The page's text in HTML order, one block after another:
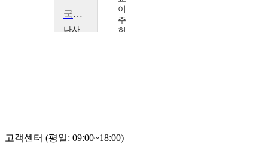
이
주
헌
국제기구와 글로벌거버넌스
나사
고객센터 (평일: 09:00~18:00)